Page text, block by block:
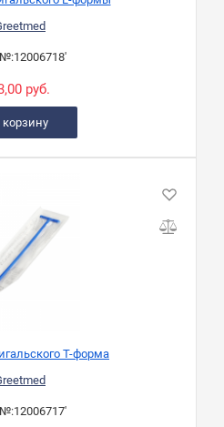
№:12006718'
руб.
корзину
Т-форма
№:12006717'